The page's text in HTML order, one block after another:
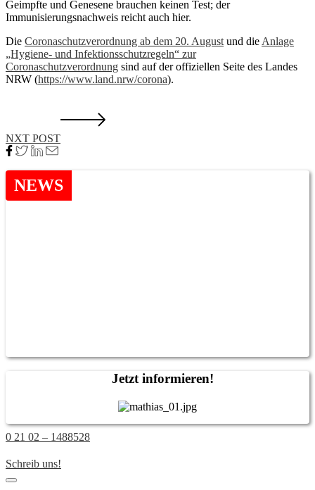
Geimpfte und Genesene brauchen keinen Test; der
Immunisierungsnachweis reicht auch hier.
Die Coronaschutzverordnung ab dem 20. August und die Anlage
„Hygiene- und Infektionsschutzregeln“ zur
Coronaschutzverordnung sind auf der offiziellen Seite des Landes
NRW (https://www.land.nrw/corona).
NXT POST
NEWS
Jetzt informieren!
0 21 02 – 1488528
Schreib uns!